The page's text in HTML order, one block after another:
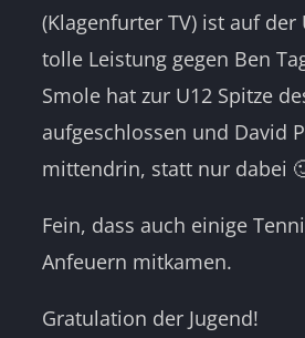
(Klagenfurter TV) ist auf
tolle Leistung gegen Ben
Smole hat zur U12 Spitze
aufgeschlossen und David
mittendrin, statt nur dabei
Fein, dass auch einige
Anfeuern mitkamen.
Gratulation der Jugend!